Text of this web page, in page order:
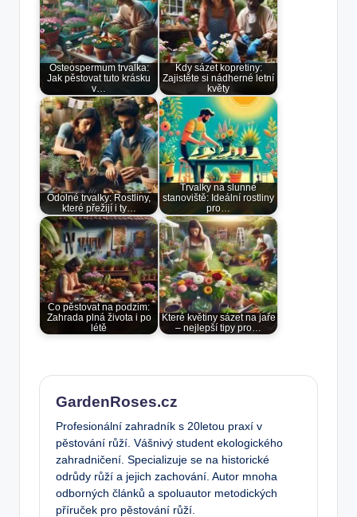
Osteospermum trvalka:
Jak pěstovat tuto krásku
v…
Kdy sázet kopretiny:
Zajistěte si nádherné letní
květy
Odolné trvalky: Rostliny,
které přežijí i ty…
Trvalky na slunné
stanoviště: Ideální rostliny
pro…
Co pěstovat na podzim:
Zahrada plná života i po
létě
Které květiny sázet na jaře
– nejlepší tipy pro…
GardenRoses.cz
Profesionální zahradník s 20letou praxí v
pěstování růží. Vášnivý student ekologického
zahradničení. Specializuje se na historické
odrůdy růží a jejich zachování. Autor mnoha
odborných článků a spoluautor metodických
příruček pro pěstování růží.